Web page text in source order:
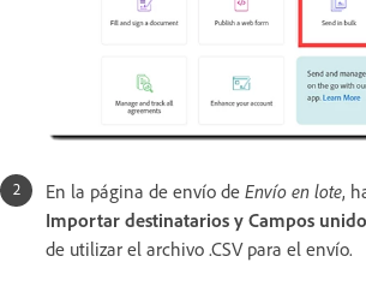
En la página de envío de Envío en lote,
Importar destinatarios y Campos
de utilizar el archivo .CSV para el envío.